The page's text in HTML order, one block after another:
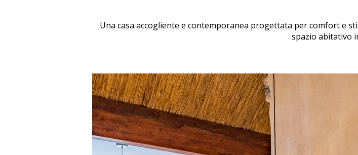
Una casa accogliente e contemporanea progettata per comfort e
spazio abitativo